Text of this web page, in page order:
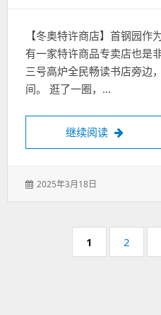
【冬奥特许商店】首钢园
有一家特许商品专卖店也是
三号高炉全民畅读书店旁边
间。 逛了一圈，…
继续阅读 冬奥会的
发
2025年3月18日
页
码：
1
页
码：
2